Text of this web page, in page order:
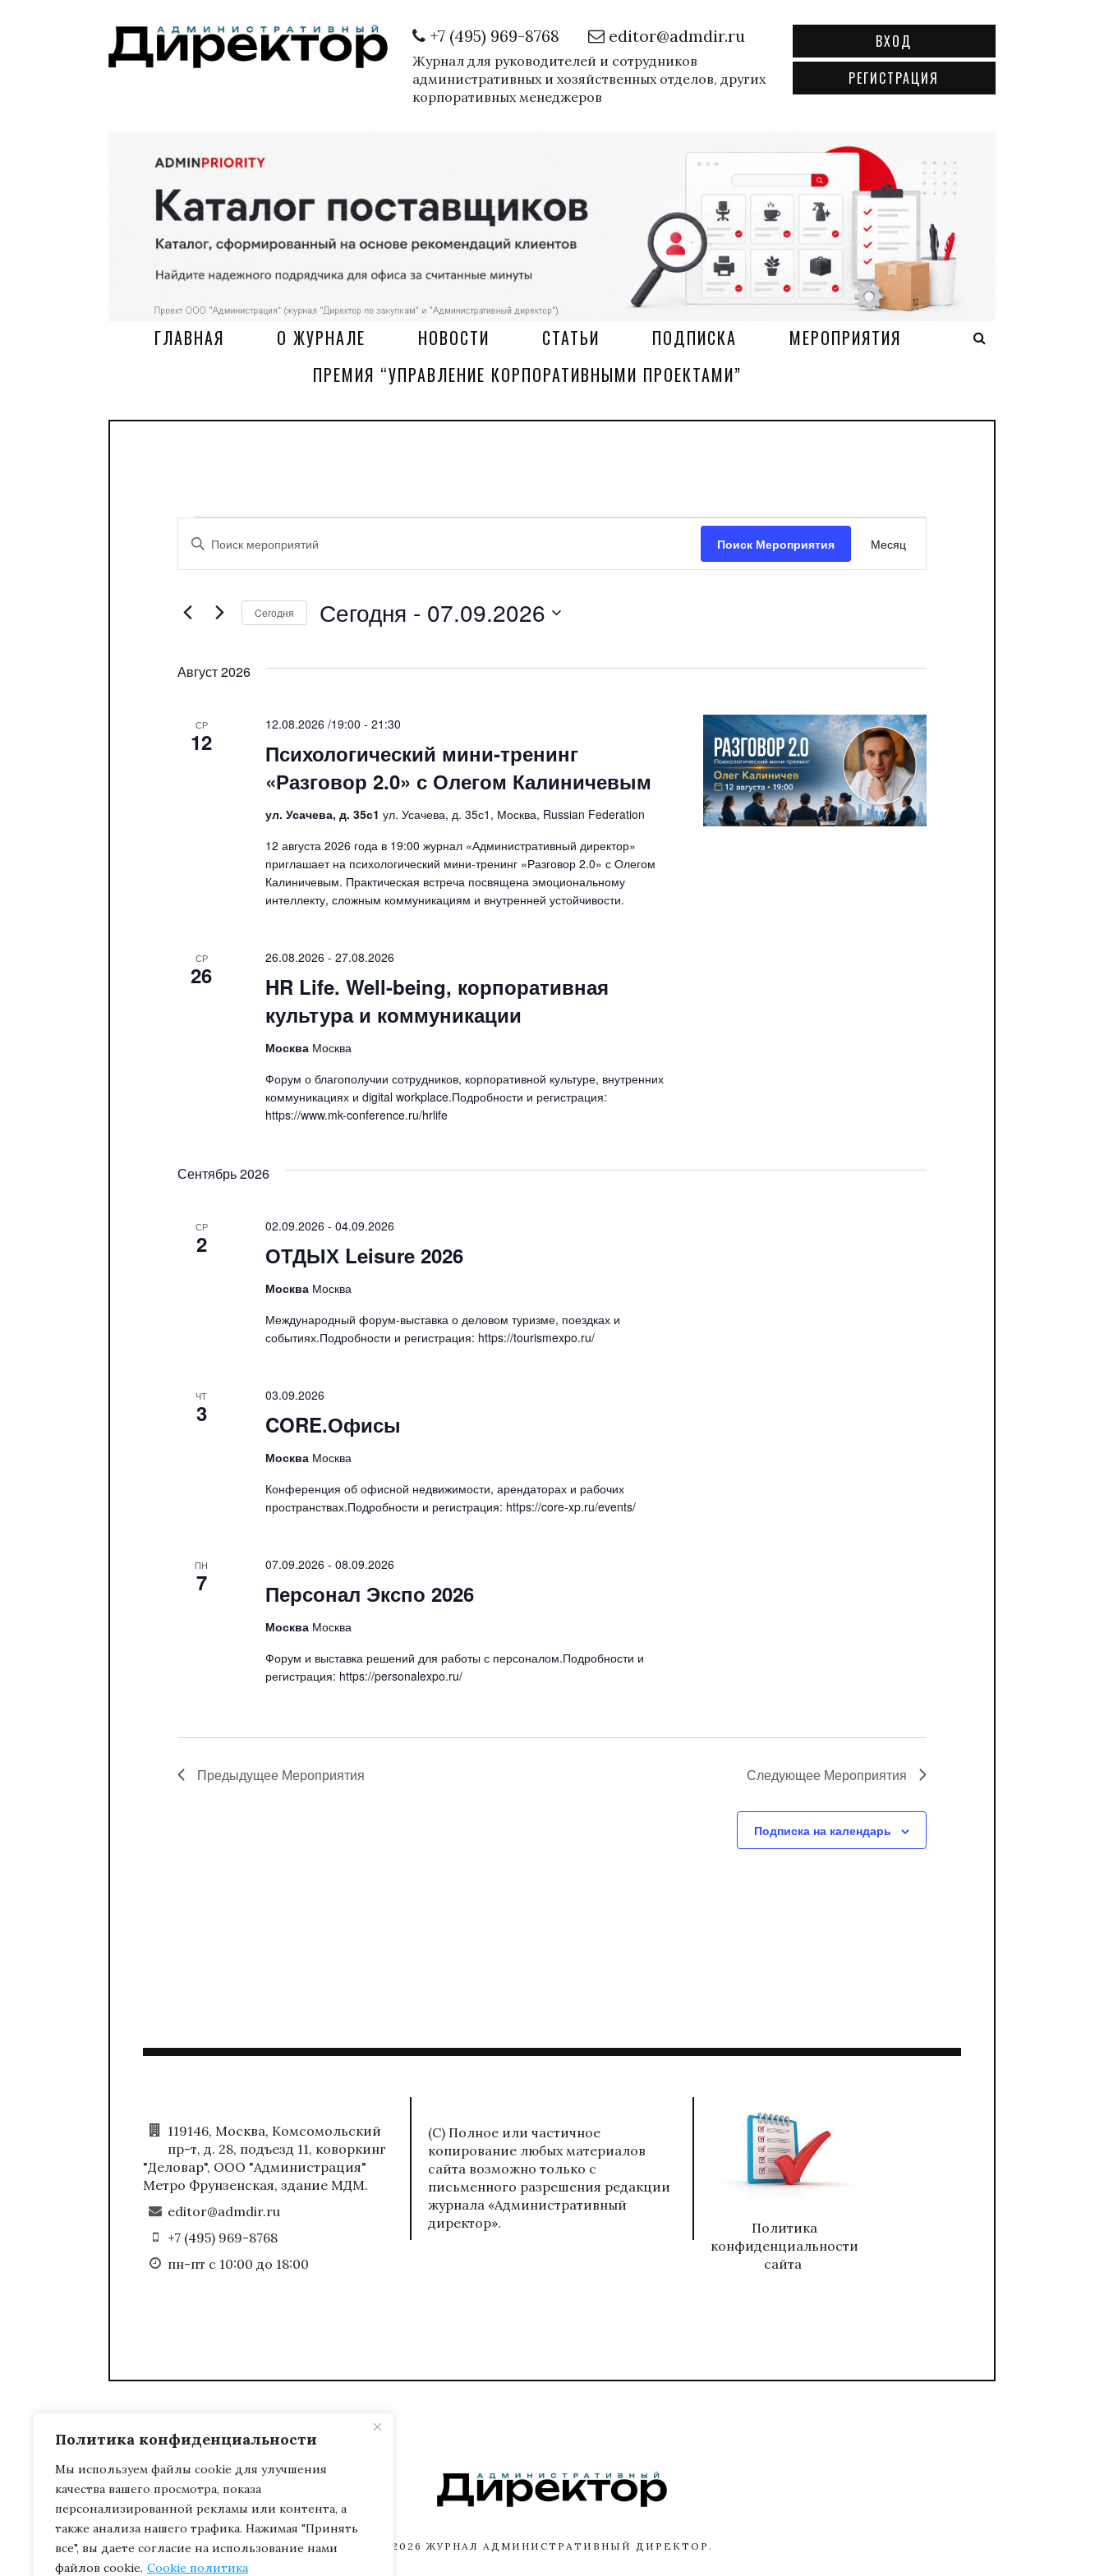
Политика конфиденциальности
Мы используем файлы cookie для улучшения
качества вашего просмотра, показа
персонализированной рекламы или контента, а
также анализа нашего трафика. Нажимая "Принять
все", вы даете согласие на использование нами
файлов cookie. Cookie политика
+7 (495) 969-8768 editor@admdir.ru
Журнал для руководителей и сотрудников
административных и хозяйственных отделов, других
корпоративных менеджеров
ВХОД
РЕГИСТРАЦИЯ
ГЛАВНАЯ О ЖУРНАЛЕ НОВОСТИ СТАТЬИ ПОДПИСКА
МЕРОПРИЯТИЯ
ПРЕМИЯ “УПРАВЛЕНИЕ КОРПОРАТИВНЫМИ ПРОЕКТАМИ”
Мероприятия
Поиск
и
просмотр
Мероприятия
навигации
Введите
ключевое
слово.
Мероприятия
слову.
Поиск Мероприятия
просмотров
Месяц
Cегодня Сегодня - 07.09.2026
Август 2026
СР
12
Психологический мини-тренинг
«Разговор 2.0» с Олегом Калиничевым
12.08.2026 /19:00 - 21:30
ул. Усачева, д. 35с1 ул. Усачева, д. 35с1, Москва, Russian Federation
12 августа 2026 года в 19:00 журнал «Административный директор»
приглашает на психологический мини-тренинг «Разговор 2.0» с Олегом
Калиничевым. Практическая встреча посвящена эмоциональному
интеллекту, сложным коммуникациям и внутренней устойчивости.
СР
26
HR Life. Well-being, корпоративная
культура и коммуникации
26.08.2026 - 27.08.2026
Москва Москва
Форум о благополучии сотрудников, корпоративной культуре, внутренних
коммуникациях и digital workplace.Подробности и регистрация:
https://www.mk-conference.ru/hrlife
Сентябрь 2026
СР
2 ОТДЫХ Leisure 2026
02.09.2026 - 04.09.2026
Москва Москва
Международный форум-выставка о деловом туризме, поездках и
событиях.Подробности и регистрация: https://tourismexpo.ru/
ЧТ
3 CORE.Офисы
03.09.2026
Москва Москва
Конференция об офисной недвижимости, арендаторах и рабочих
пространствах.Подробности и регистрация: https://core-xp.ru/events/
ПН
7 Персонал Экспо 2026
07.09.2026 - 08.09.2026
Москва Москва
Форум и выставка решений для работы с персоналом.Подробности и
регистрация: https://personalexpo.ru/
Предыдущее Мероприятия Следующее Мероприятия
Подписка на календарь
119146, Москва, Комсомольский
пр-т, д. 28, подъезд 11, коворкинг
"Деловар", ООО "Администрация"
Метро Фрунзенская, здание МДМ.
editor@admdir.ru
+7 (495) 969-8768
пн-пт с 10:00 до 18:00
(С) Полное или частичное
копирование любых материалов
сайта возможно только с
письменного разрешения редакции
журнала «Административный
директор».
Политика
конфиденциальности
сайта
2026ЖУРНАЛ АДМИНИСТРАТИВНЫЙ ДИРЕКТОР.